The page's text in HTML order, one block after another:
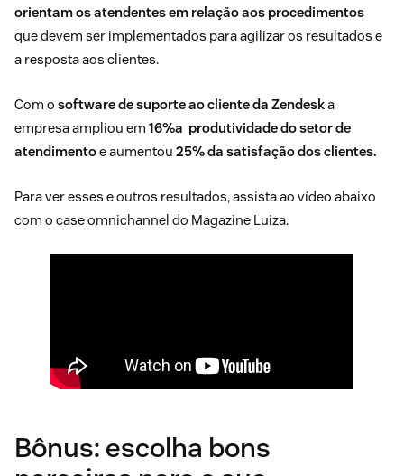
orientam os atendentes em relação aos procedimentos
que devem ser implementados para agilizar os resultados e
a resposta aos clientes.
Com o software de suporte ao cliente da Zendeska
empresa ampliou em 16%a produtividade do setor de
atendimentoe aumentou 25% da satisfação dos clientes.
Para ver esses e outros resultados, assista ao vídeo abaixo
com o case omnichannel do Magazine Luiza.
Bônus: escolha bons